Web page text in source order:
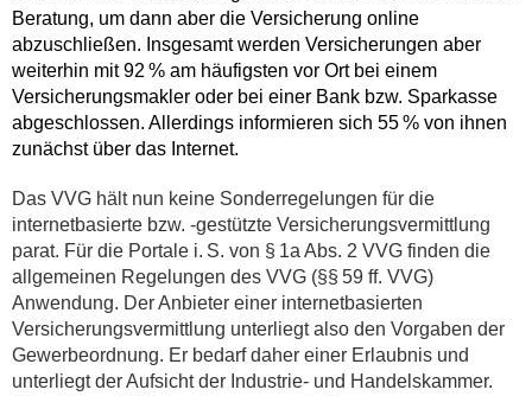
Beratung, um dann aber die Versicherung online
abzuschließen. Insgesamt werden Versicherungen aber
weiterhin mit 92 % am häufigsten vor Ort bei einem
Versicherungsmakler oder bei einer Bank bzw. Sparkasse
abgeschlossen. Allerdings informieren sich 55 % von ihnen
zunächst über das Internet.
Das VVG hält nun keine Sonderregelungen für die
internetbasierte bzw. -gestützte Versicherungsvermittlung
parat. Für die Portale i. S. von § 1a Abs. 2 VVG finden die
allgemeinen Regelungen des VVG (§§ 59 ff. VVG)
Anwendung. Der Anbieter einer internetbasierten
Versicherungsvermittlung unterliegt also den Vorgaben der
Gewerbeordnung. Er bedarf daher einer Erlaubnis und
unterliegt der Aufsicht der Industrie- und Handelskammer.